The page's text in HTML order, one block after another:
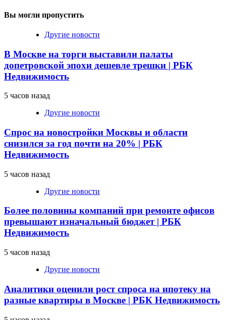
Вы могли пропустить
Другие новости
В Москве на торги выставили палаты
допетровской эпохи дешевле трешки | РБК
Недвижимость
5 часов назад
Другие новости
Спрос на новостройки Москвы и области
снизился за год почти на 20% | РБК
Недвижимость
5 часов назад
Другие новости
Более половины компаний при ремонте офисов
превышают изначальный бюджет | РБК
Недвижимость
5 часов назад
Другие новости
Аналитики оценили рост спроса на ипотеку на
разные квартиры в Москве | РБК Недвижимость